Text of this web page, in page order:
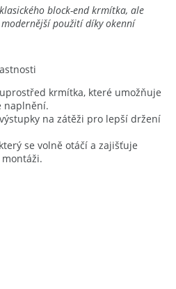
block-end krmítka, ale
použití díky okenní
krmítka, které umožňuje
naplnění.
na zátěži pro lepší držení
se volně otáčí a zajišťuje